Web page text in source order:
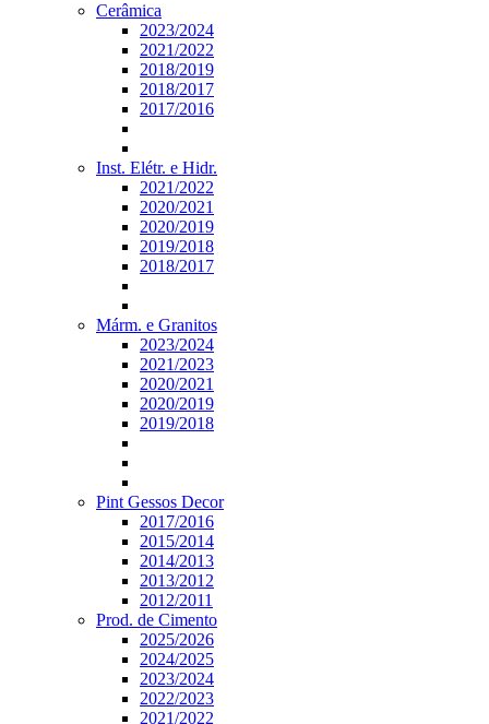
Cerâmica
2023/2024
2021/2022
2018/2019
2018/2017
2017/2016
Inst. Elétr. e Hidr.
2021/2022
2020/2021
2020/2019
2019/2018
2018/2017
Márm. e Granitos
2023/2024
2021/2023
2020/2021
2020/2019
2019/2018
Pint Gessos Decor
2017/2016
2015/2014
2014/2013
2013/2012
2012/2011
Prod. de Cimento
2025/2026
2024/2025
2023/2024
2022/2023
2021/2022